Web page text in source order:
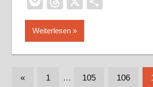
Weiterlesen
Seitennummerierung
«Vorherige
1 … 105 106